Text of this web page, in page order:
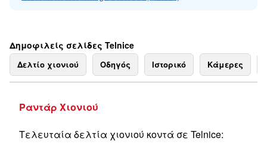
Δημοφιλείς σελίδες Telnice
Δελτίο χιονιού Οδηγός Ιστορικό Κάμερες
Ραντάρ Χιονιού
Τελευταία δελτία χιονιού κοντά σε Telnice: